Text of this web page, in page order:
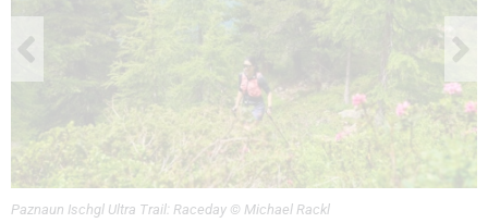
Paznaun Ischgl Ultra Trail: Raceday © Michael Rackl